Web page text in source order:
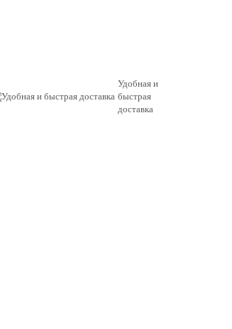
Удобная и
быстрая
доставка